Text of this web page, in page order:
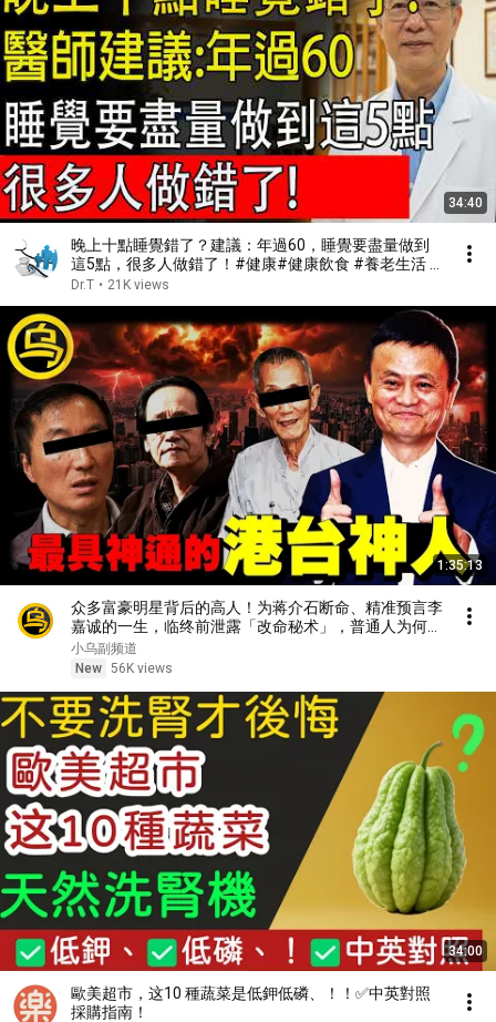
34:40
晚上十點睡覺錯了？建議：年過60，睡覺要盡量做到
這5點，很多人做錯了！#健康#健康飲食 #養老生活 #
老年健康 #樂齡健康
Dr.T • 21K views
1:35:13
众多富豪明星背后的高人！为蒋介石断命、精准预言李
嘉诚的一生，临终前泄露「改命秘术」，普通人为何忙
忙碌碌却赚不到钱？1小时中间无广告合集[She's
Xiaowu 小乌]
小乌副频道
New 56K views
34:00
歐美超市，这10 種蔬菜是低鉀低磷、！！✅中英對照
採購指南！